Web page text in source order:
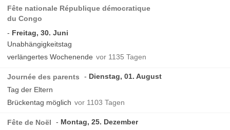
Fête nationale République démocratique
du Congo
Freitag, 30. Juni
Unabhängigkeitstag
verlängertes Wochenende vor 1135 Tagen
Journée des parents
Dienstag, 01. August
Tag der Eltern
Brückentag möglich vor 1103 Tagen
Fête de Noël
Montag, 25. Dezember